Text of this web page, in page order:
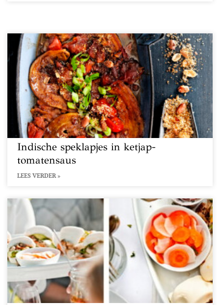
Indische speklapjes in ketjap-
tomatensaus
LEES VERDER »